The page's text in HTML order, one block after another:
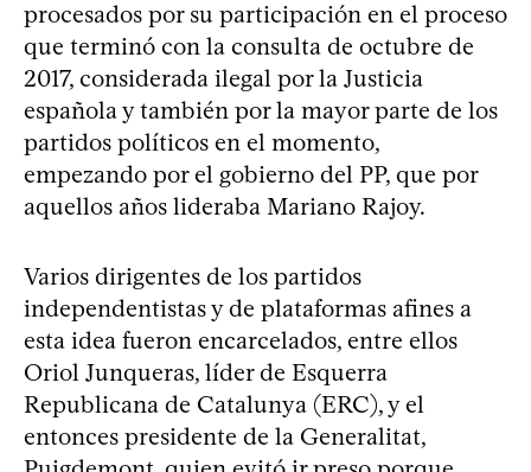
procesados por su participación en el proceso
que terminó con la consulta de octubre de
2017, considerada ilegal por la Justicia
española y también por la mayor parte de los
partidos políticos en el momento,
empezando por el gobierno del PP, que por
aquellos años lideraba Mariano Rajoy.
Varios dirigentes de los partidos
independentistas y de plataformas afines a
esta idea fueron encarcelados, entre ellos
Oriol Junqueras, líder de Esquerra
Republicana de Catalunya (ERC), y el
entonces presidente de la Generalitat,